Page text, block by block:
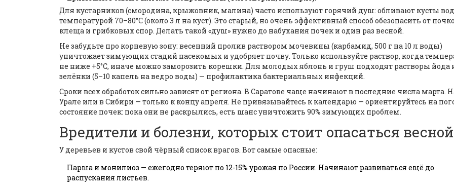
Для кустарников (смородина, крыжовник, малина) часто используют горячий душ: обливают кусты
температурой 70–80°C (около 3 л на куст). Это старый, но очень эффективный способ обезопасить от
клеща и грибковых спор. Делать такой «душ» нужно до набухания почек и один раз весной.
Не забудьте про корневую зону: весенний пролив раствором мочевины (карбамид, 500 г на 10 л воды)
уничтожает зимующих стадий насекомых и удобряет почву. Только используйте раствор, когда
не ниже +5°C, иначе можно заморозить корешки. Для молодых яблонь и груш подходят растворы йода
зелёнки (5–10 капель на ведро воды) — профилактика бактериальных инфекций.
Сроки всех обработок сильно зависят от региона. В Саратове чаще начинают в последние числа марта.
Урале или в Сибири — только к концу апреля. Не привязывайтесь к календарю — ориентируйтесь на
состояние почек: пока они не раскрылись, есть шанс уничтожить 90% зимующих проблем.
Вредители и болезни, которых стоит опасаться весной
У деревьев и кустов свой чёрный список врагов. Вот самые опасные:
Парша и монилиоз — ежегодно теряют по 12-15% урожая по России. Начинают развиваться ещё до
распускания листьев.